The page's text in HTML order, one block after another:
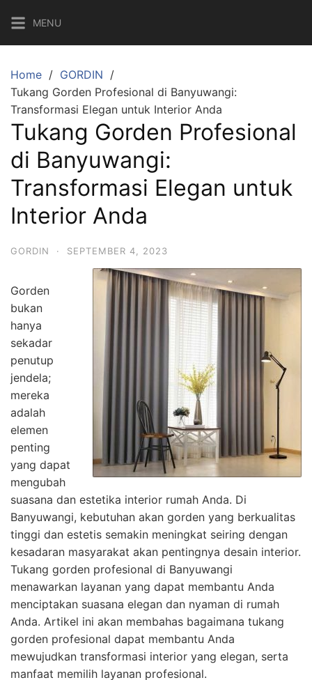
MENU
Home
GORDIN
Tukang Gorden Profesional di Banyuwangi:
Transformasi Elegan untuk Interior Anda
Tukang Gorden Profesional
di Banyuwangi:
Transformasi Elegan untuk
Interior Anda
GORDIN · SEPTEMBER 4, 2023
Gorden
bukan
hanya
sekadar
penutup
jendela;
mereka
adalah
elemen
penting
yang dapat
mengubah
suasana dan estetika interior rumah Anda. Di
Banyuwangi, kebutuhan akan gorden yang berkualitas
tinggi dan estetis semakin meningkat seiring dengan
kesadaran masyarakat akan pentingnya desain interior.
Tukang gorden profesional di Banyuwangi
menawarkan layanan yang dapat membantu Anda
menciptakan suasana elegan dan nyaman di rumah
Anda. Artikel ini akan membahas bagaimana tukang
gorden profesional dapat membantu Anda
mewujudkan transformasi interior yang elegan, serta
manfaat memilih layanan profesional.